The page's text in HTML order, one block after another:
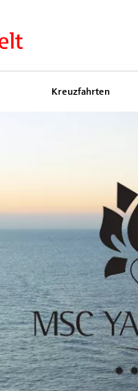
Kreuzfahrten